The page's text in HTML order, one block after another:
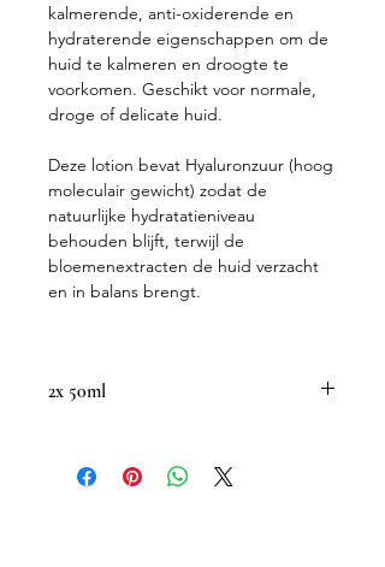
kalmerende, anti-oxiderende en
hydraterende eigenschappen om de
huid te kalmeren en droogte te
voorkomen. Geschikt voor normale,
droge of delicate huid.
Deze lotion bevat Hyaluronzuur (hoog
moleculair gewicht) zodat de
natuurlijke hydratatieniveau
behouden blijft, terwijl de
bloemenextracten de huid verzacht
en in balans brengt.
2x 50ml
bloemen- en plantenextracten,
verwijdert deze zachte reinigingsmelk